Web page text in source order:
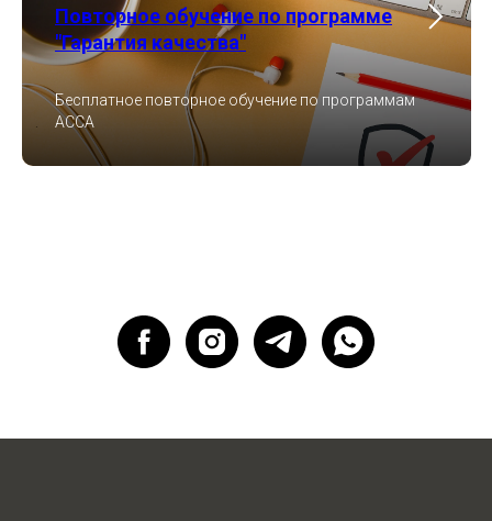
Повторное обучение по программе
"Гарантия качества"
Бесплатное повторное обучение по программам
ACCA